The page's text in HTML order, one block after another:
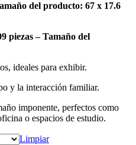
del producto: 67 x 17.6
piezas – Tamaño del
ideales para exhibir.
y la interacción familiar.
imponente, perfectos como
o espacios de estudio.
Limpiar